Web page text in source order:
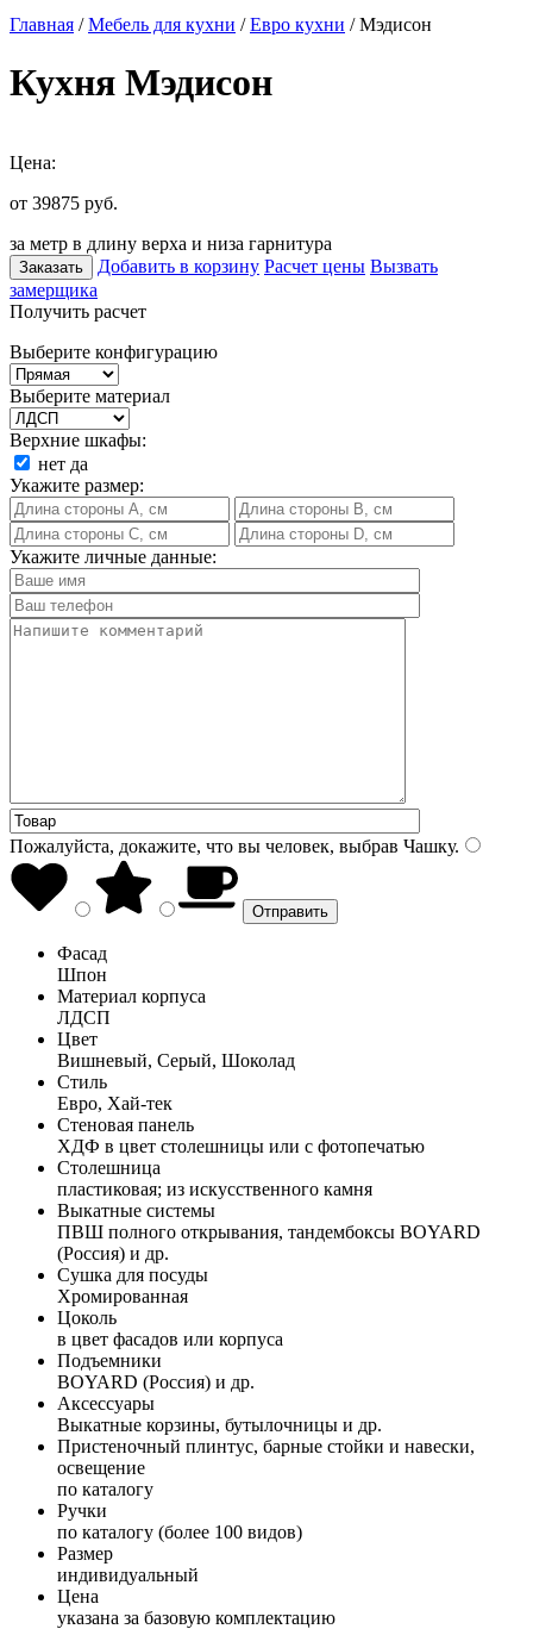
Главная /Мебель для кухни /Евро кухни / Мэдисон
Кухня Мэдисон
Цена:
от 39875 руб.
за метр в длину верха и низа гарнитура
Заказать Добавить в корзину Расчет цены Вызвать
замерщика
Получить расчет
Выберите конфигурацию
Выберите материал
Верхние шкафы:
нет да
Укажите размер:
Укажите личные данные:
Пожалуйста, докажите, что вы человек, выбрав Чашку.
Фасад
Шпон
Материал корпуса
ЛДСП
Цвет
Вишневый, Серый, Шоколад
Стиль
Евро, Хай-тек
Стеновая панель
ХДФ в цвет столешницы или с фотопечатью
Столешница
пластиковая; из искусственного камня
Выкатные системы
ПВШ полного открывания, тандембоксы BOYARD
(Россия) и др.
Сушка для посуды
Хромированная
Цоколь
в цвет фасадов или корпуса
Подъемники
BOYARD (Россия) и др.
Аксессуары
Выкатные корзины, бутылочницы и др.
Пристеночный плинтус, барные стойки и навески,
освещение
по каталогу
Ручки
по каталогу (более 100 видов)
Размер
индивидуальный
Цена
указана за базовую комплектацию